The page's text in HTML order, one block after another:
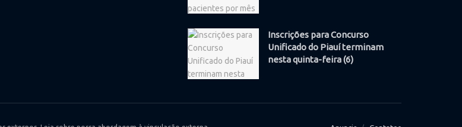
Inscrições para Concurso
Unificado do Piauí terminam
nesta quinta-feira (6)